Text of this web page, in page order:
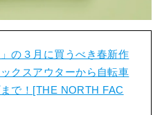
の３月に買うべき春新作
クスアウターから自転車
で！[THE NORTH FAC